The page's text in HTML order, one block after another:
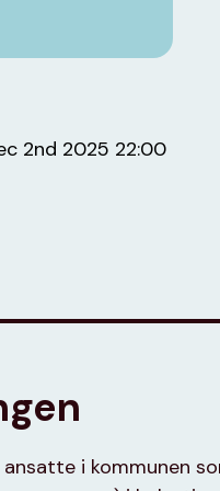
2nd 2025 22:00
i kommunen